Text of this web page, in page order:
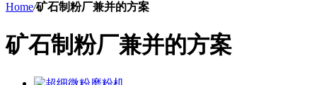
Home/矿石制粉厂兼并的方案
矿石制粉厂兼并的方案